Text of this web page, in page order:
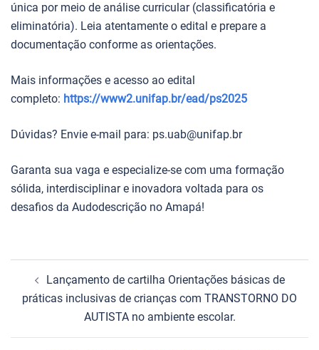
única por meio de análise curricular (classificatória e
eliminatória). Leia atentamente o edital e prepare a
documentação conforme as orientações.
Mais informações e acesso ao edital
completo: https://www2.unifap.br/ead/ps2025
Dúvidas? Envie e-mail para: ps.uab@unifap.br
Garanta sua vaga e especialize-se com uma formação
sólida, interdisciplinar e inovadora voltada para os
desafios da Audodescrição no Amapá!
Lançamento de cartilha Orientações básicas de
práticas inclusivas de crianças com TRANSTORNO DO
AUTISTA no ambiente escolar.